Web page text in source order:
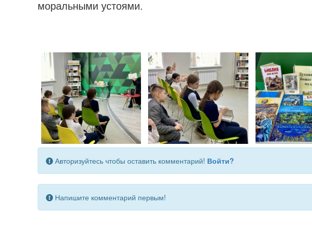
моральными устоями.
Авторизуйтесь чтобы оставить комментарий! Войти?
Напишите комментарий первым!